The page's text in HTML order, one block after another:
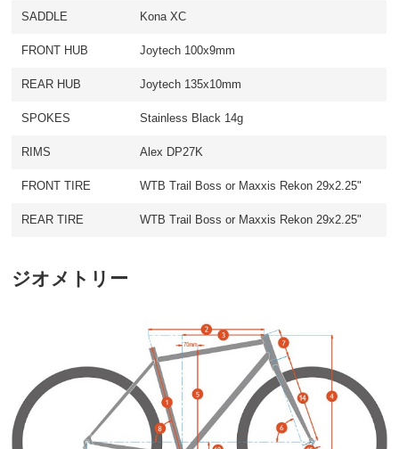
SADDLE Kona XC
FRONT HUB Joytech 100x9mm
REAR HUB Joytech 135x10mm
SPOKES Stainless Black 14g
RIMS Alex DP27K
FRONT TIRE WTB Trail Boss or Maxxis Rekon 29x2.25"
REAR TIRE WTB Trail Boss or Maxxis Rekon 29x2.25"
ジオメトリー